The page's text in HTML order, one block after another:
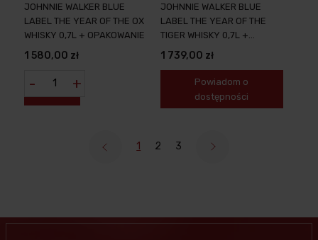
JOHNNIE WALKER BLUE
LABEL THE YEAR OF THE OX
WHISKY 0,7L + OPAKOWANIE
1 580,00 zł
- +
JOHNNIE WALKER BLUE
LABEL THE YEAR OF THE
TIGER WHISKY 0,7L +
OPAKOWANIE
1 739,00 zł
Powiadom o
dostępności
1 2 3